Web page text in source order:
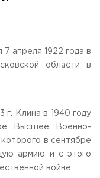
объединение в
in the
апреля 1922 года в
области в
г. Клина в 1940 году
Высшее Военно-
в сентябре
армию и с этого
войне.